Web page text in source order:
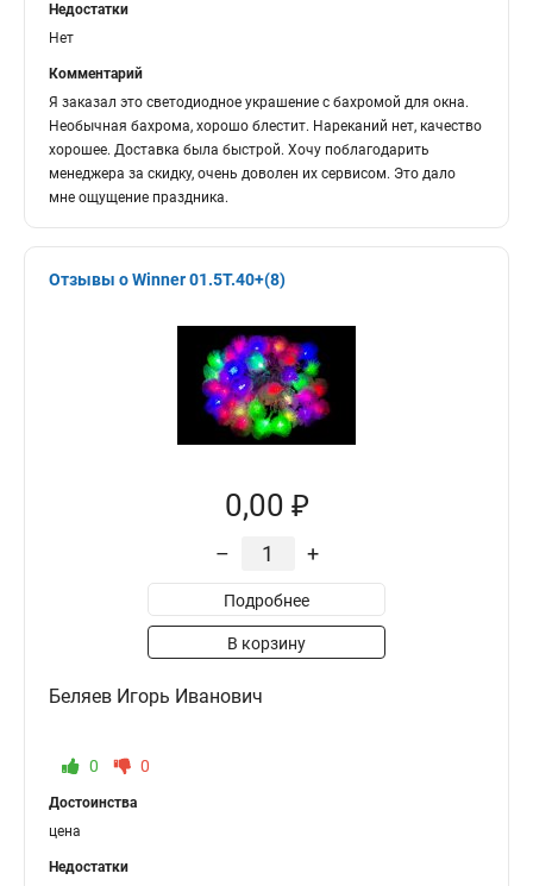
Недостатки
Нет
Комментарий
Я заказал это светодиодное украшение с бахромой для окна.
Необычная бахрома, хорошо блестит. Нареканий нет, качество
хорошее. Доставка была быстрой. Хочу поблагодарить
менеджера за скидку, очень доволен их сервисом. Это дало
мне ощущение праздника.
Отзывы о Winner 01.5T.40+(8)
0,00 ₽
– +
Подробнее
В корзину
Беляев Игорь Иванович
0 0
Достоинства
цена
Недостатки